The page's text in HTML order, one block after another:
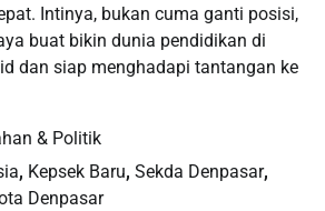
Intinya, bukan cuma ganti posisi,
buat bikin dunia pendidikan di
dan siap menghadapi tantangan ke
& Politik
, Kepsek Baru, Sekda Denpasar,
Denpasar